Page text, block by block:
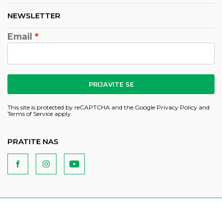
NEWSLETTER
Email
PRIJAVITE SE
This site is protected by reCAPTCHA and the Google Privacy Policy and
Terms of Service apply.
PRATITE NAS